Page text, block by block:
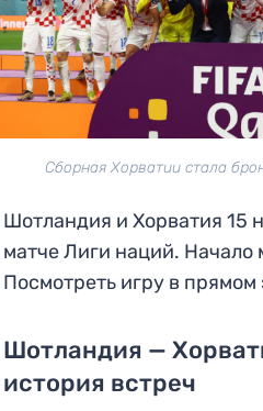
Сборная Хорватии стала
Шотландия и Хорватия 15
матче Лиги наций. Начало
Посмотреть игру в
Шотландия —
история встреч